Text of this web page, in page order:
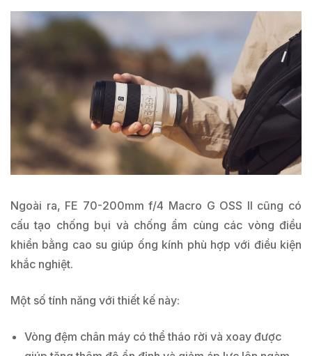
Ngoài ra, FE 70-200mm f/4 Macro G OSS II cũng có
cấu tạo chống bụi và chống ẩm cùng các vòng điều
khiển bằng cao su giúp ống kính phù hợp với điều kiện
khắc nghiệt.
Một số tính năng với thiết kế này:
Vòng đệm chân máy có thể tháo rời và xoay được